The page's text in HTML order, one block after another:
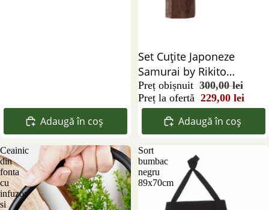
Adaugă în coș
Reducere 24%
Set Cuțite Japoneze
Samurai by Rikito
Watanabe -Nakiri 18 cm +
Satar 17 cm + Sashimi 24
Preț obișnuit 300,00 lei
Preț la ofertă 229,00 lei
Adaugă în coș
Ceainic
din
fonta
cu
infuzor
si
Sort
bumbac
negru
89x70cm